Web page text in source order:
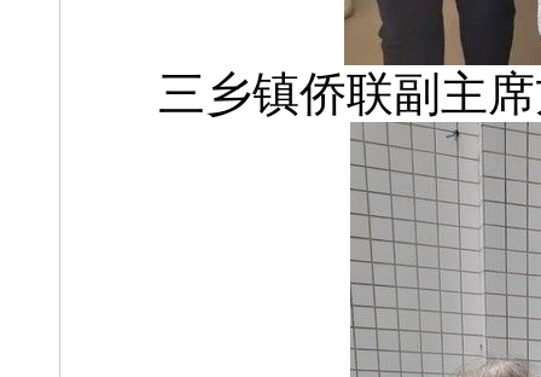
三乡镇侨联副主